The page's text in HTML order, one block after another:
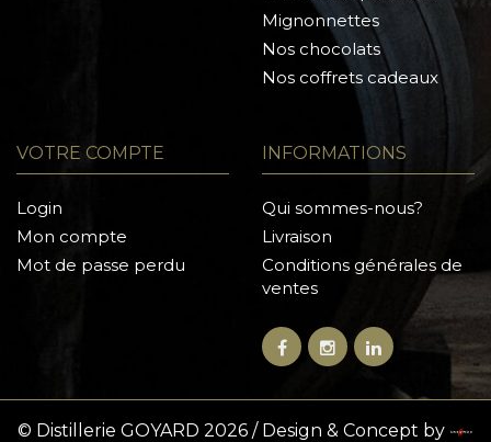
Mignonnettes
Nos chocolats
Nos coffrets cadeaux
VOTRE COMPTE
Login
Mon compte
Mot de passe perdu
INFORMATIONS
Qui sommes-nous?
Livraison
Conditions générales de
ventes
© Distillerie GOYARD 2026 / Design & Concept by